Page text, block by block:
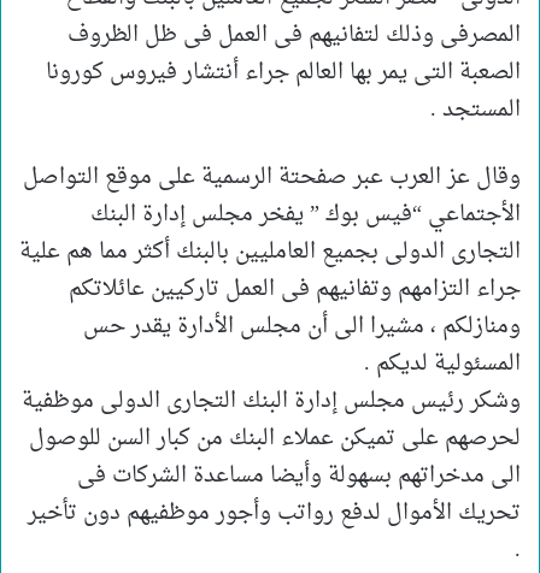
المصرفى وذلك لتفانيهم فى العمل فى ظل الظروف
الصعبة التى يمر بها العالم جراء أنتشار فيروس كورونا
المستجد .
وقال عز العرب عبر صفحتة الرسمية على موقع التواصل
الأجتماعي “فيس بوك ” يفخر مجلس إدارة البنك
التجارى الدولى بجميع العامليين بالبنك أكثر مما هم علية
جراء التزامهم وتفانيهم فى العمل تاركيين عائلاتكم
ومنازلكم ، مشيرا الى أن مجلس الأدارة يقدر حس
المسئولية لديكم .
وشكر رئيس مجلس إدارة البنك التجارى الدولى موظفية
لحرصهم على تميكن عملاء البنك من كبار السن للوصول
الى مدخراتهم بسهولة وأيضا مساعدة الشركات فى
تحريك الأموال لدفع رواتب وأجور موظفيهم دون تأخير
.